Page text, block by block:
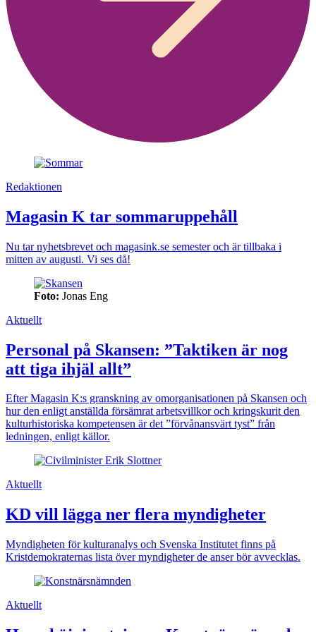
Redaktionen
Magasin K tar sommaruppehåll
Nu tar nyhetsbrevet och magasink.se semester och är tillbaka i
mitten av augusti. Vi ses då!
Foto: Jonas Eng
Aktuellt
Personal på Skansen: ”Taktiken är nog
att tiga ihjäl allt”
Efter Magasin K:s granskning av omorganisationen på Skansen och
hur den enligt anställda försämrat arbetsvillkor och kringskurit den
kulturhistoriska kompetensen är det ”förvånansvärt tyst” från
ledningen, enligt källor.
Aktuellt
KD vill lägga ner flera myndigheter
Myndigheten för kulturanalys och Svenska Institutet finns på
Kristdemokraternas lista över myndigheter de anser bör avvecklas.
Aktuellt